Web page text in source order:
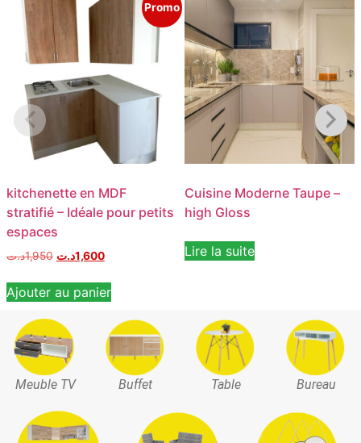
Promo
kitchenette en MDF
stratifié – Idéale pour petits
espaces
1,950د.ت 1,600د.ت
Ajouter au panier
Cuisine Moderne Taupe –
high Gloss
Lire la suite
Meuble TV Buffet Table Bureau